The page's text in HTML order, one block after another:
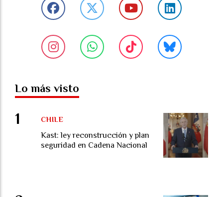
Lo más visto
Kast: ley reconstrucción y plan
seguridad en Cadena Nacional
CHILE